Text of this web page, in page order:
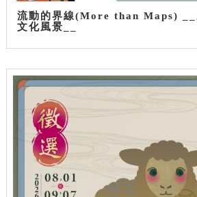
流動的界線(More than Maps) __
文化風景__